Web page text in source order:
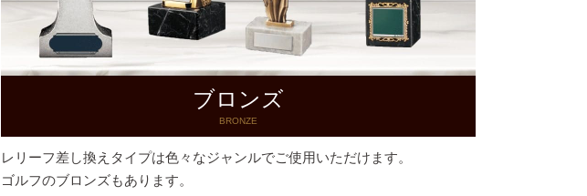
ブロンズ
BRONZE
レリーフ差し換えタイプは色々なジャンルでご使用いただけます。
ゴルフのブロンズもあります。